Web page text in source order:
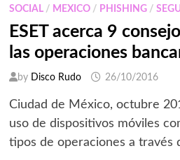
UN
DE
ESET
SOCIAL/ MEXICO/ PHISHING/
ESET acerca 9
las operaciones
by Disco Rudo 26/10/2016
Ciudad de México, octubre
uso de dispositivos móviles
tipos de operaciones a través